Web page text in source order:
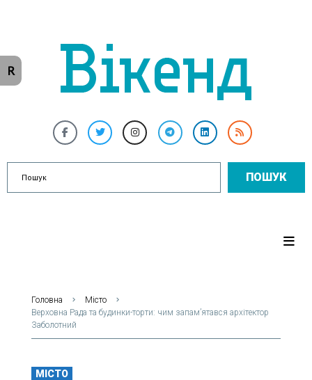
ПОШУК
Головна
Місто
Верховна Рада та будинки-торти: чим запам’ятався архітектор
Заболотний
МІСТО
R